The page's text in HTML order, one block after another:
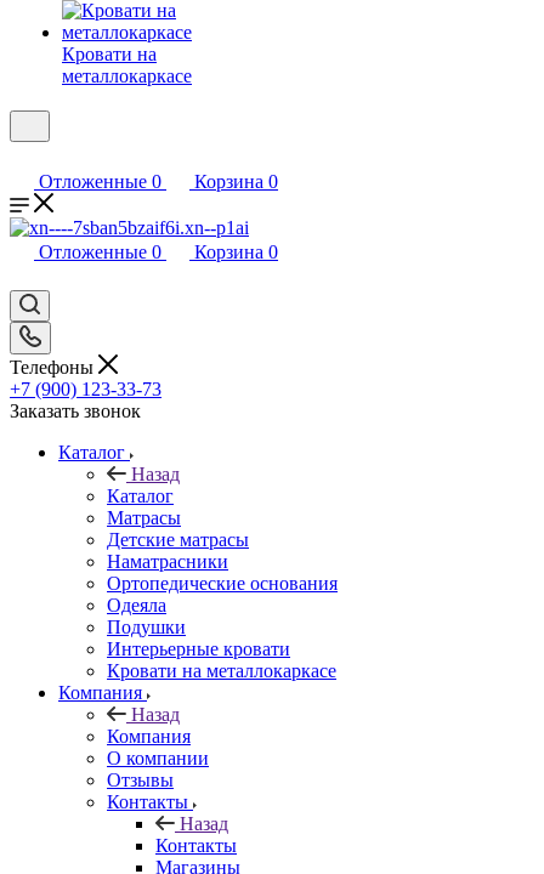
Кровати на
металлокаркасе
Отложенные 0 Корзина 0
Отложенные 0 Корзина 0
Телефоны
+7 (900) 123-33-73
Заказать звонок
Каталог
Назад
Каталог
Матрасы
Детские матрасы
Наматрасники
Ортопедические основания
Одеяла
Подушки
Интерьерные кровати
Кровати на металлокаркасе
Компания
Назад
Компания
О компании
Отзывы
Контакты
Назад
Контакты
Магазины